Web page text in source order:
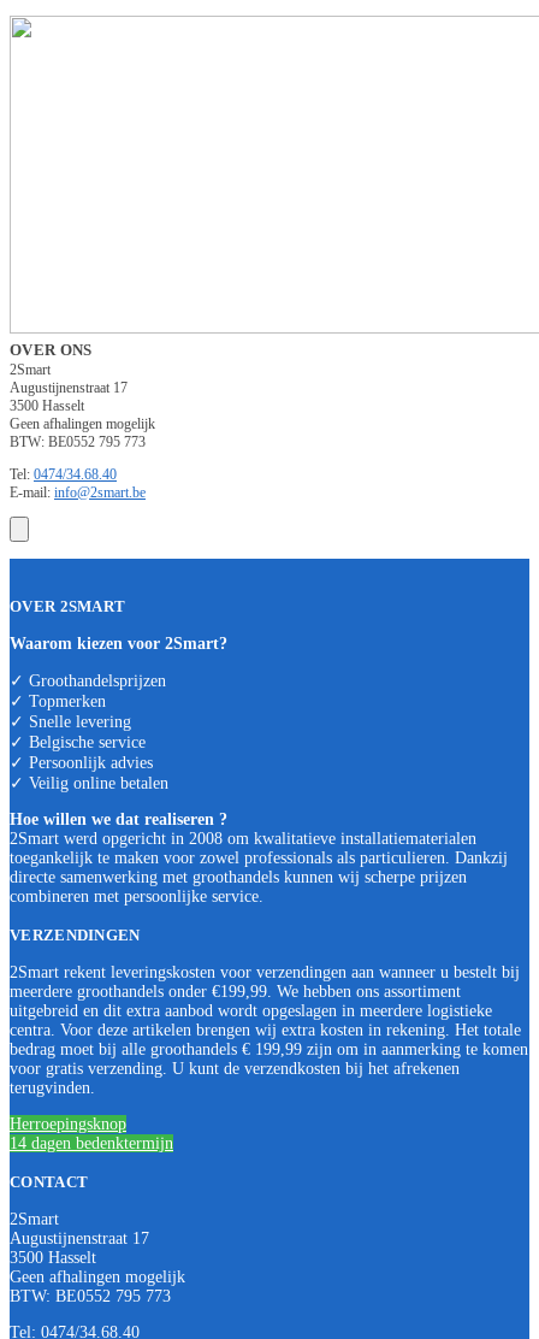
OVER ONS
2Smart
Augustijnenstraat 17
3500 Hasselt
Geen afhalingen mogelijk
BTW: BE0552 795 773
Tel: 0474/34.68.40
E-mail: info@2smart.be
OVER 2SMART
Waarom kiezen voor 2Smart?
✓ Groothandelsprijzen
✓ Topmerken
✓ Snelle levering
✓ Belgische service
✓ Persoonlijk advies
✓ Veilig online betalen
Hoe willen we dat realiseren ?
2Smart werd opgericht in 2008 om kwalitatieve installatiematerialen
toegankelijk te maken voor zowel professionals als particulieren. Dankzij
directe samenwerking met groothandels kunnen wij scherpe prijzen
combineren met persoonlijke service.
VERZENDINGEN
2Smart rekent leveringskosten voor verzendingen aan wanneer u bestelt bij
meerdere groothandels onder €199,99. We hebben ons assortiment
uitgebreid en dit extra aanbod wordt opgeslagen in meerdere logistieke
centra. Voor deze artikelen brengen wij extra kosten in rekening. Het totale
bedrag moet bij alle groothandels € 199,99 zijn om in aanmerking te komen
voor gratis verzending. U kunt de verzendkosten bij het afrekenen
terugvinden.
Herroepingsknop
14 dagen bedenktermijn
CONTACT
2Smart
Augustijnenstraat 17
3500 Hasselt
Geen afhalingen mogelijk
BTW: BE0552 795 773
Tel: 0474/34.68.40